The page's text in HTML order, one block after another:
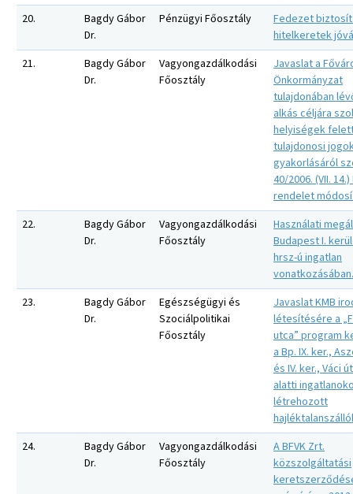
20.
Bagdy Gábor
Dr.
Pénzügyi Főosztály
Fedezet
hitelkeretek
21.
Bagdy Gábor
Dr.
Vagyongazdálkodási
Főosztály
Javaslat a
Önkormányzat
tulajdonában
alkás céljára
helyiségek
tulajdonosi
gyakorlásáról
40/2006. (VII.
rendelet
22.
Bagdy Gábor
Dr.
Vagyongazdálkodási
Főosztály
Használati
Budapest I.
hrsz-ú ingatlan
vonatkozásában.
23.
Bagdy Gábor
Dr.
Egészségügyi és
Szociálpolitikai
Főosztály
Javaslat KMB
létesítésére a
utca” program
a Bp. IX. ker.,
és IV. ker., Váci
alatti
létrehozott
24.
Bagdy Gábor
Dr.
Vagyongazdálkodási
Főosztály
A BFVK Zrt.
közszolgáltatási